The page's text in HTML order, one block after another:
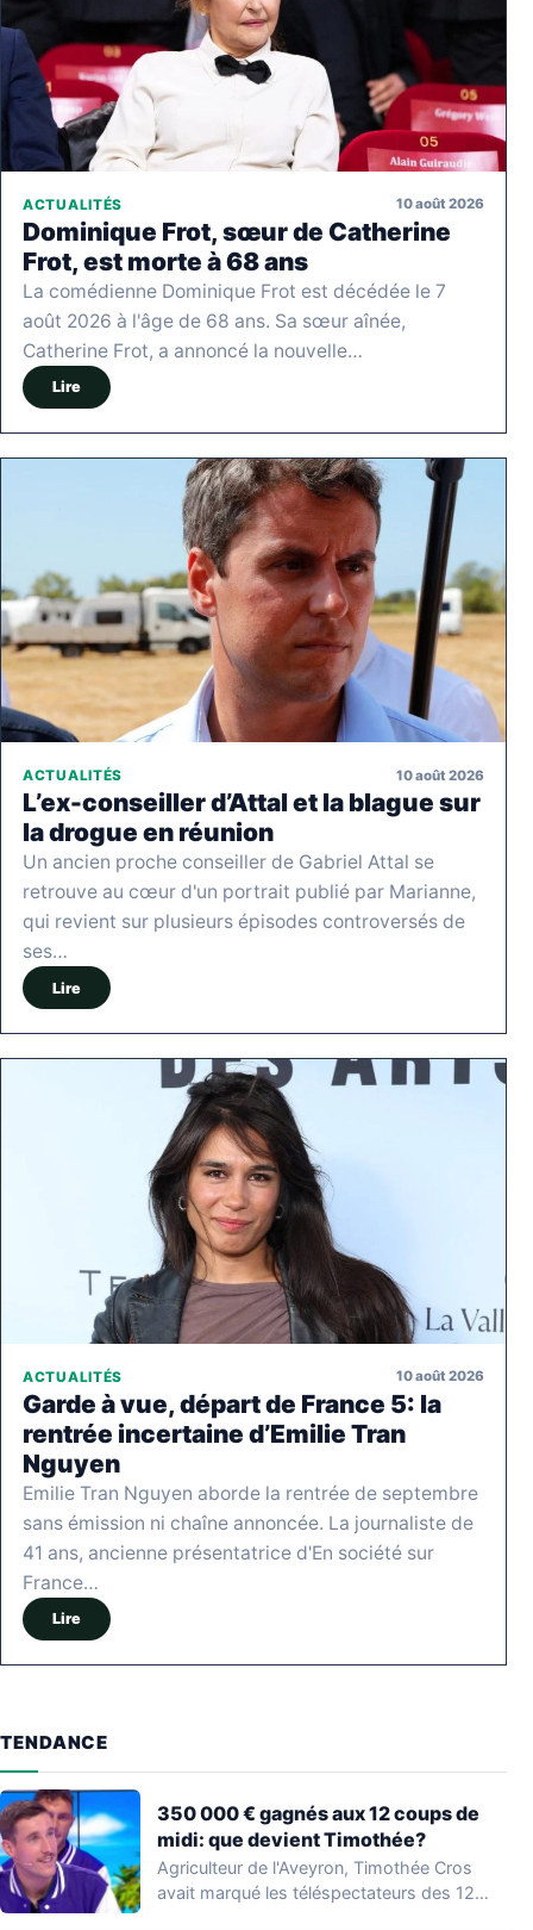
ACTUALITÉS 10 août 2026
Dominique Frot, sœur de Catherine
Frot, est morte à 68 ans
La comédienne Dominique Frot est décédée le 7
août 2026 à l'âge de 68 ans. Sa sœur aînée,
Catherine Frot, a annoncé la nouvelle…
Lire
ACTUALITÉS 10 août 2026
L’ex-conseiller d’Attal et la blague sur
la drogue en réunion
Un ancien proche conseiller de Gabriel Attal se
retrouve au cœur d'un portrait publié par Marianne,
qui revient sur plusieurs épisodes controversés de
ses…
Lire
ACTUALITÉS 10 août 2026
Garde à vue, départ de France 5: la
rentrée incertaine d’Emilie Tran
Nguyen
Emilie Tran Nguyen aborde la rentrée de septembre
sans émission ni chaîne annoncée. La journaliste de
41 ans, ancienne présentatrice d'En société sur
France…
Lire
TENDANCE
350 000 € gagnés aux 12 coups de
midi: que devient Timothée?
Agriculteur de l'Aveyron, Timothée Cros
avait marqué les téléspectateurs des 12